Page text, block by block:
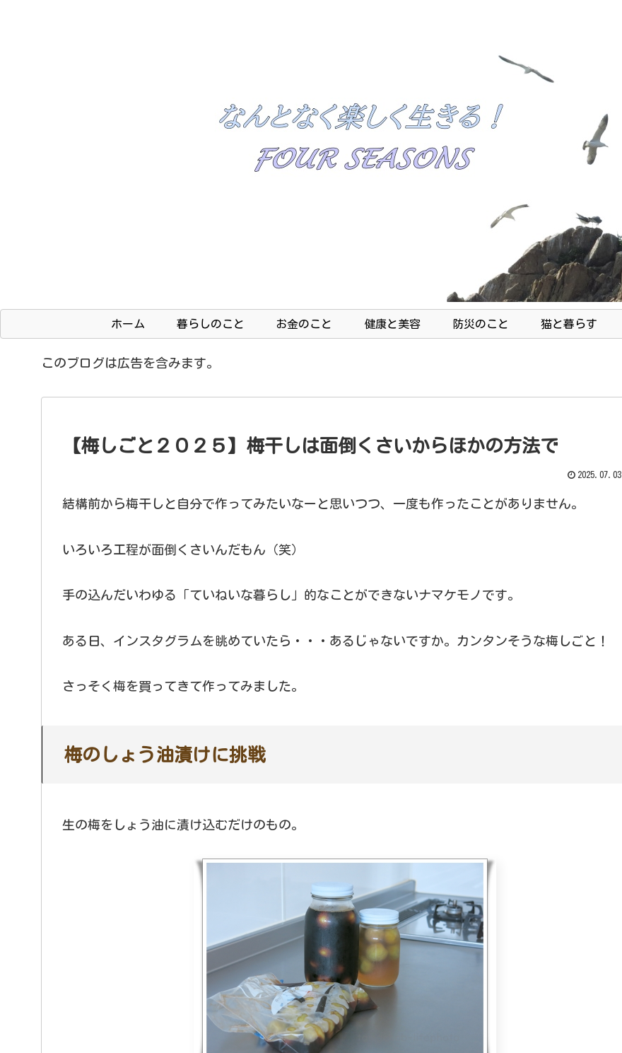
ホーム 暮らしのこと お金のこと 健康と美容 防災のこと 猫と暮らす
このブログは広告を含みます。
【梅しごと２０２５】梅干しは面倒くさいからほかの方法で
2025.07.03
結構前から梅干しと自分で作ってみたいなーと思いつつ、一度も作ったことがありません。
いろいろ工程が面倒くさいんだもん（笑）
手の込んだいわゆる「ていねいな暮らし」的なことができないナマケモノです。
ある日、インスタグラムを眺めていたら・・・あるじゃないですか。カンタンそうな梅しごと！
さっそく梅を買ってきて作ってみました。
梅のしょう油漬けに挑戦
生の梅をしょう油に漬け込むだけのもの。